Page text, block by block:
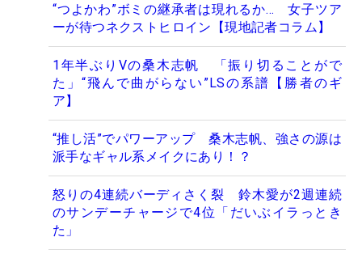
“つよかわ”ボミの継承者は現れるか… 女子ツア
ーが待つネクストヒロイン【現地記者コラム】
1年半ぶりVの桑木志帆 「振り切ることがで
た」“飛んで曲がらない”LSの系譜【勝者のギ
ア】
“推し活”でパワーアップ 桑木志帆、強さの源は
派手なギャル系メイクにあり！？
怒りの4連続バーディさく裂 鈴木愛が2週連続
のサンデーチャージで4位「だいぶイラっとき
た」